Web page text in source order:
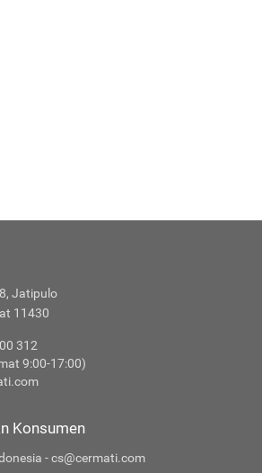
Jatipulo
11430
312
9:00-17:00)
Konsumen
- cs@cermati.com